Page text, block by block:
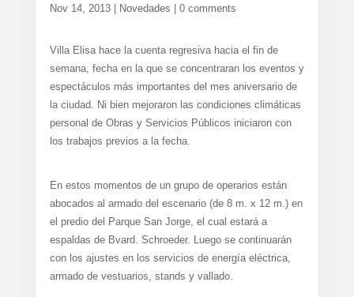
Nov 14, 2013| Novedades 0 comments
Villa Elisa hace la cuenta regresiva hacia el fin de
semana, fecha en la que se concentraran los eventos y
espectáculos más importantes del mes aniversario de
la ciudad. Ni bien mejoraron las condiciones climáticas
personal de Obras y Servicios Públicos iniciaron con
los trabajos previos a la fecha.
En estos momentos de un grupo de operarios están
abocados al armado del escenario (de 8 m. x 12 m.) en
el predio del Parque San Jorge, el cual estará a
espaldas de Bvard. Schroeder. Luego se continuarán
con los ajustes en los servicios de energía eléctrica,
armado de vestuarios, stands y vallado.